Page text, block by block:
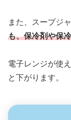
また、スープジ
も、保冷剤や保
電子レンジが使
と下がります。